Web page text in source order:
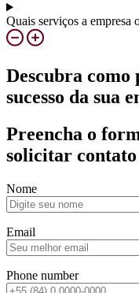
Quais serviços a empresa
Descubra
sucesso da sua
Preencha o
solicitar contato
Nome
Email
Phone number